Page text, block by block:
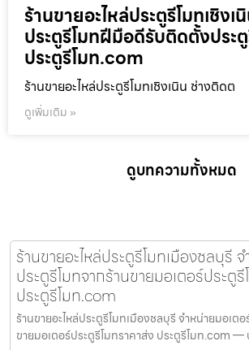
ร้านขายอะไหล่ประตูรีโมทเชิง
ประตูรีโมทฝีมือดีรับติดตั้งประ
ประตูรีโมท.com
ร้านขายอะไหล่ประตูรีโมทเชิงเนิน ช่างติดต
ดูเพิ่มเติม »
ดูบทความทั้งหมด
ร้านขายอะไหล่ประตูรีโมทเมืองชลบุรี
ประตูรีโมทจากร้านขายมอเตอร์ประตู
ประตูรีโมท.com
ร้านขายอะไหล่ประตูรีโมทเมืองชลบุรี จำหน่ายมอเต
ขายมอเตอร์ประตูรีโมทราคาส่ง ประตูรีโมท.com —